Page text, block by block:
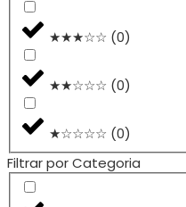
★★★☆☆ (0)
★★☆☆☆ (0)
★☆☆☆☆ (0)
Filtrar por Categoria